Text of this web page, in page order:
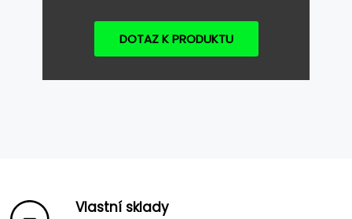
DOTAZ K PRODUKTU
Vlastní sklady